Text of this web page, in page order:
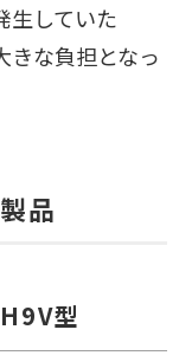
生していた
きな負担となっ
品
型